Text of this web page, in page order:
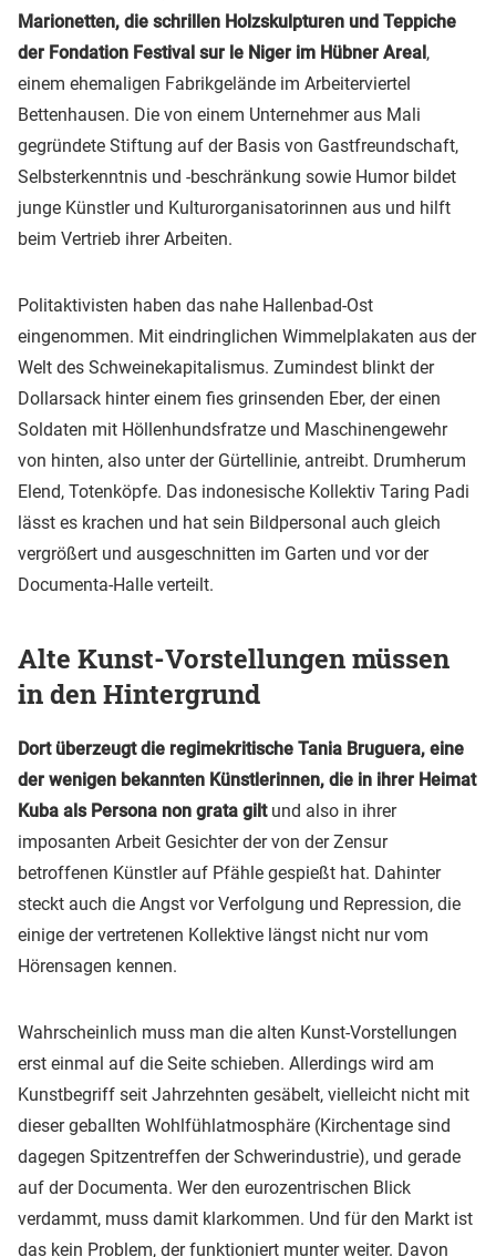
Marionetten, die schrillen Holzskulpturen und Teppiche
der Fondation Festival sur le Niger im Hübner Areal ,
einem ehemaligen Fabrikgelände im Arbeiterviertel
Bettenhausen. Die von einem Unternehmer aus Mali
gegründete Stiftung auf der Basis von Gastfreundschaft,
Selbsterkenntnis und -beschränkung sowie Humor bildet
junge Künstler und Kulturorganisatorinnen aus und hilft
beim Vertrieb ihrer Arbeiten.
Politaktivisten haben das nahe Hallenbad-Ost
eingenommen. Mit eindringlichen Wimmelplakaten aus der
Welt des Schweinekapitalismus. Zumindest blinkt der
Dollarsack hinter einem fies grinsenden Eber, der einen
Soldaten mit Höllenhundsfratze und Maschinengewehr
von hinten, also unter der Gürtellinie, antreibt. Drumherum
Elend, Totenköpfe. Das indonesische Kollektiv Taring Padi
lässt es krachen und hat sein Bildpersonal auch gleich
vergrößert und ausgeschnitten im Garten und vor der
Documenta-Halle verteilt.
Alte Kunst-Vorstellungen müssen
in den Hintergrund
Dort überzeugt die regimekritische Tania Bruguera, eine
der wenigen bekannten Künstlerinnen, die in ihrer Heimat
Kuba als Persona non grata giltund also in ihrer
imposanten Arbeit Gesichter der von der Zensur
betroffenen Künstler auf Pfähle gespießt hat. Dahinter
steckt auch die Angst vor Verfolgung und Repression, die
einige der vertretenen Kollektive längst nicht nur vom
Hörensagen kennen.
Wahrscheinlich muss man die alten Kunst-Vorstellungen
erst einmal auf die Seite schieben. Allerdings wird am
Kunstbegriff seit Jahrzehnten gesäbelt, vielleicht nicht mit
dieser geballten Wohlfühlatmosphäre (Kirchentage sind
dagegen Spitzentreffen der Schwerindustrie), und gerade
auf der Documenta. Wer den eurozentrischen Blick
verdammt, muss damit klarkommen. Und für den Markt ist
das kein Problem, der funktioniert munter weiter. Davon